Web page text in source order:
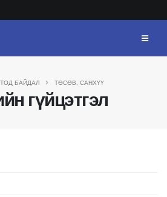
БАЙДАЛ ТӨСӨВ, САНХҮҮ
гүйцэтгэл